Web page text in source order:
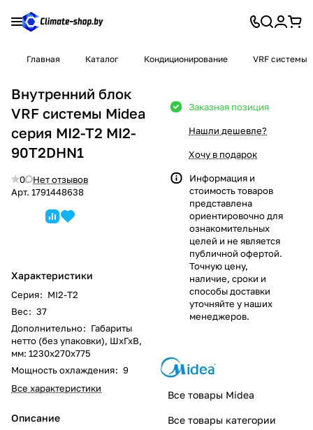
Главная Каталог Кондиционирование VRF системы
Внутренний блок
VRF системы Midea
серия MI2-T2 MI2-
90T2DHN1
0
Нет отзывов
Арт. 1791448638
Характеристики
Серия: MI2-T2
Вес: 37
Дополнительно: Габариты
нетто (без упаковки), ШхГхВ,
мм: 1230x270x775
Мощность охлаждения: 9
Все характеристики
Описание
Заказная позиция
Нашли дешевле?
Хочу в подарок
Информация и
стоимость товаров
представлена
ориентировочно для
ознакомительных
целей и не является
публичной офертой.
Точную цену,
наличие, сроки и
способы доставки
уточняйте у наших
менеджеров.
Все товары Midea
Все товары категории